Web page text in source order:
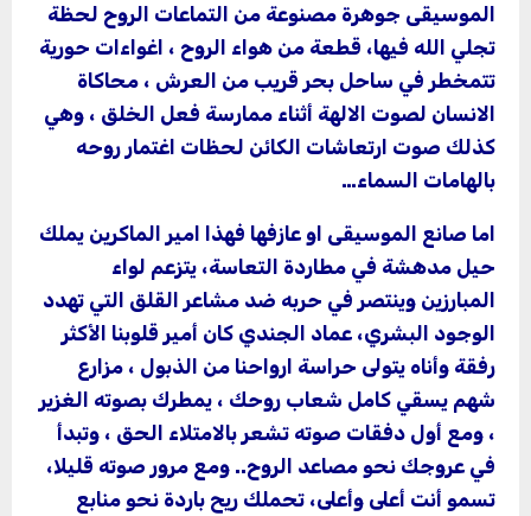
الموسيقى جوهرة مصنوعة من التماعات الروح لحظة
تجلي الله فيها، قطعة من هواء الروح ، اغواءات حورية
تتمخطر في ساحل بحر قريب من العرش ، محاكاة
الانسان لصوت الالهة أثناء ممارسة فعل الخلق ، وهي
كذلك صوت ارتعاشات الكائن لحظات اغتمار روحه
بالهامات السماء…
اما صانع الموسيقى او عازفها فهذا امير الماكرين يملك
حيل مدهشة في مطاردة التعاسة، يتزعم لواء
المبارزين وينتصر في حربه ضد مشاعر القلق التي تهدد
الوجود البشري، عماد الجندي كان أمير قلوبنا الأكثر
رفقة وأناه يتولى حراسة ارواحنا من الذبول ، مزارع
شهم يسقي كامل شعاب روحك ، يمطرك بصوته الغزير
، ومع أول دفقات صوته تشعر بالامتلاء الحق ، وتبدأ
في عروجك نحو مصاعد الروح.. ومع مرور صوته قليلا،
تسمو أنت أعلى وأعلى، تحملك ريح باردة نحو منابع